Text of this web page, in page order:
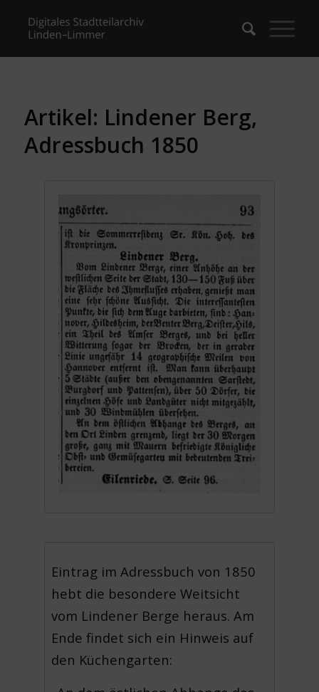
Artikel: Lindener Berg,
Adressbuch 1850
Eintrag im Adressbuch von 1850
hebt die besondere Weitsicht
vom Lindener Berge heraus. Am
Ende findet sich ein Hinweis auf
den Küchengarten: